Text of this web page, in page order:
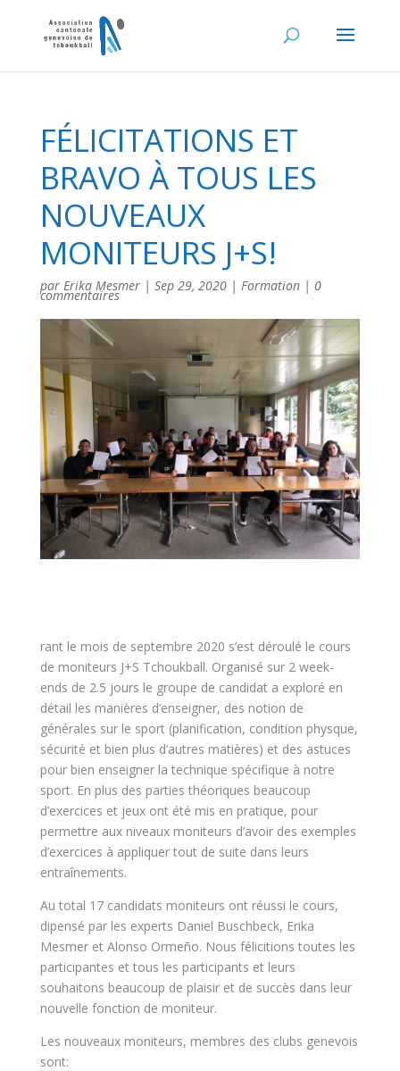
FÉLICITATIONS ET
BRAVO À TOUS LES
NOUVEAUX
MONITEURS J+S!
par Erika Mesmer| Sep 29, 2020| Formation| 0
commentaires
rant le mois de septembre 2020 s’est déroulé le cours
de moniteurs J+S Tchoukball. Organisé sur 2 week-
ends de 2.5 jours le groupe de candidat a exploré en
détail les manières d’enseigner, des notion de
générales sur le sport (planification, condition physque,
sécurité et bien plus d’autres matières) et des astuces
pour bien enseigner la technique spécifique à notre
sport. En plus des parties théoriques beaucoup
d’exercices et jeux ont été mis en pratique, pour
permettre aux niveaux moniteurs d’avoir des exemples
d’exercices à appliquer tout de suite dans leurs
entraînements.
Au total 17 candidats moniteurs ont réussi le cours,
dipensé par les experts Daniel Buschbeck, Erika
Mesmer et Alonso Ormeño. Nous félicitions toutes les
participantes et tous les participants et leurs
souhaitons beaucoup de plaisir et de succès dans leur
nouvelle fonction de moniteur.
Les nouveaux moniteurs, membres des clubs genevois
sont: